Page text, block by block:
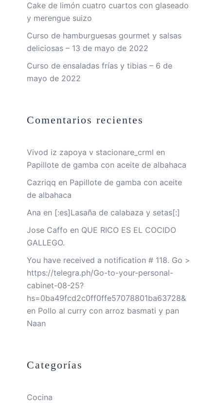
Cake de limón cuatro cuartos con glaseado
y merengue suizo
Curso de hamburguesas gourmet y salsas
deliciosas – 13 de mayo de 2022
Curso de ensaladas frías y tibias – 6 de
mayo de 2022
Comentarios recientes
Vivod iz zapoya v stacionare_crml en
Papillote de gamba con aceite de albahaca
Cazriqq en Papillote de gamba con aceite
de albahaca
Ana en [:es]Lasaña de calabaza y setas[:]
Jose Caffo en QUE RICO ES EL COCIDO
GALLEGO.
You have received a notification # 118. Go >
https://telegra.ph/Go-to-your-personal-
cabinet-08-25?
hs=0ba49fcd2c0ff0ffe57078801ba63728&
en Pollo al curry con arroz basmati y pan
Naan
Categorías
Cocina